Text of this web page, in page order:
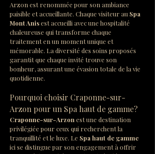
Arzon est renommée pour son ambiance
paisible et accueillante. Chaque visiteur au Spa
Mont Anis est accueilli avec une hospitalité
chaleureuse qui transforme chaque
traitement en un moment unique et
mémorable. La diversité des soins proposés
garantit que chaque invité trouve son
bonheur, assurant une évasion totale de la vie
quotidienne.
Pourquoi choisir Craponne-sur-
Arzon pour un Spa haut de gamme?
Craponne-sur-Arzon est une destination
privilégiée pour ceux qui recherchent la
tranquillité et le luxe. Le Spa haut de gamme
ici se distingue par son engagement à offrir